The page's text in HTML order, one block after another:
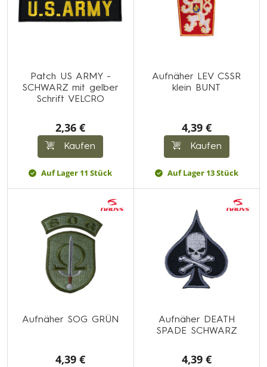
Patch US ARMY -
SCHWARZ mit gelber
Schrift VELCRO
2,36 €
Kaufen
Auf Lager 11 Stück
Aufnäher LEV CSSR
klein BUNT
4,39 €
Kaufen
Auf Lager 13 Stück
Aufnäher SOG GRÜN
4,39 €
Aufnäher DEATH
SPADE SCHWARZ
4,39 €